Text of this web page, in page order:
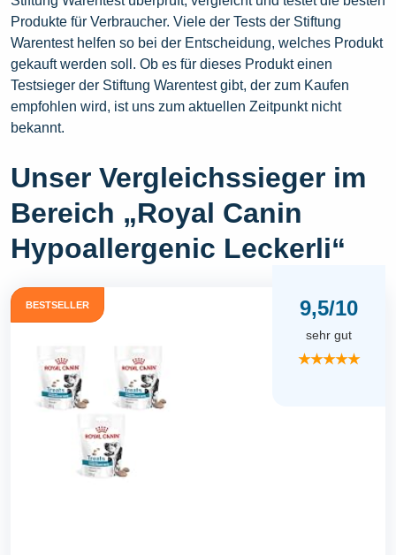
Produkte für Verbraucher. Viele der Tests der Stiftung
Warentest helfen so bei der Entscheidung, welches Produkt
gekauft werden soll. Ob es für dieses Produkt einen
Testsieger der Stiftung Warentest gibt, der zum Kaufen
empfohlen wird, ist uns zum aktuellen Zeitpunkt nicht
bekannt.
Unser Vergleichssieger im
Bereich „Royal Canin
Hypoallergenic Leckerli“
BESTSELLER 9,5/10
sehr gut
★★★★★